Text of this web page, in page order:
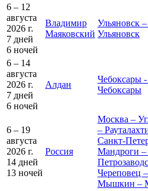
6 – 12
августа
2026 г.
7 дней
6 ночей
Владимир
Маяковский
Ульяновск
Ульяновск
6 – 14
августа
2026 г.
7 дней
6 ночей
Алдан
Чебоксары
Чебоксары
6 – 19
августа
2026 г.
14 дней
13 ночей
Россия
Москва –
–
Санкт-
Мандроги
Череповец
Мышкин –